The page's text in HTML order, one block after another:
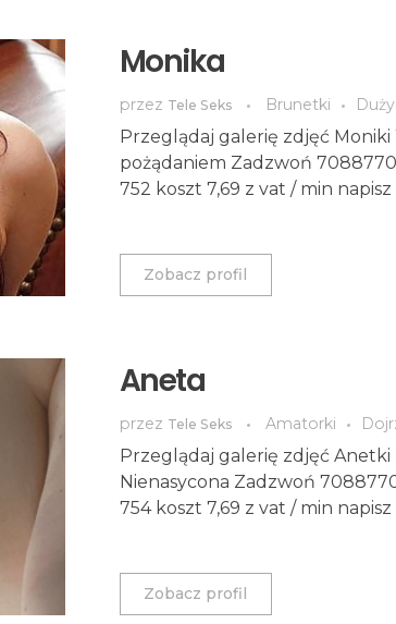
Monika
przez Tele Seks Brunetki
Przeglądaj galerię zdjęć Moniki
pożądaniem Zadzwoń
752 koszt 7,69 z vat / min napisz
Zobacz profil
Aneta
przez Tele Seks Amatorki
Przeglądaj galerię zdjęć Anetki
Nienasycona Zadzwoń
754 koszt 7,69 z vat / min napisz
Zobacz profil